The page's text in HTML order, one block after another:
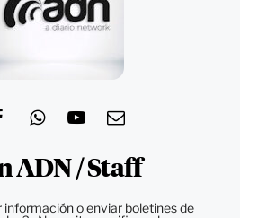
ADN / Staff
o enviar boletines de